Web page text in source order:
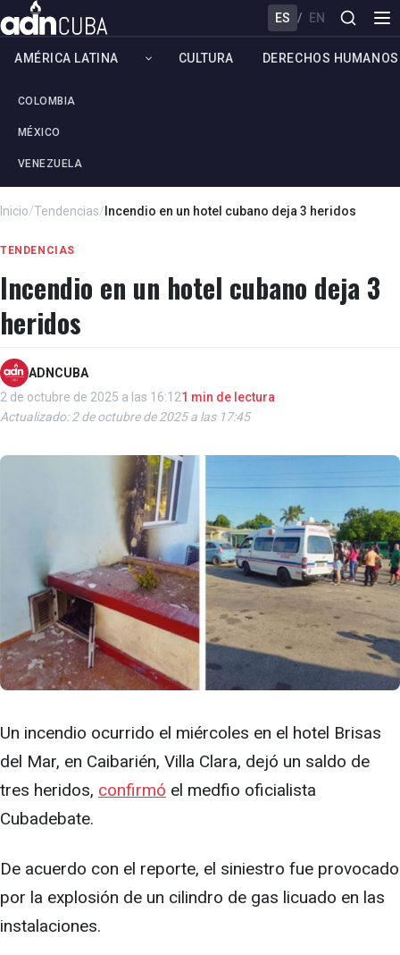
ES / EN
AMÉRICA LATINA
COLOMBIA
MÉXICO
VENEZUELA
CULTURA DERECHOS HUMANOS
Inicio/Tendencias/ Incendio en un hotel cubano deja 3 heridos
TENDENCIAS
Incendio en un hotel cubano deja 3
heridos
ADNCUBA
2 de octubre de 2025 a las 16:121 min de lectura
Actualizado: 2 de octubre de 2025 a las 17:45
Un incendio ocurrido el miércoles en el hotel Brisas
del Mar, en Caibarién, Villa Clara, dejó un saldo de
tres heridos, confirmó el medfio oficialista
Cubadebate.
De acuerdo con el reporte, el siniestro fue provocado
por la explosión de un cilindro de gas licuado en las
instalaciones.